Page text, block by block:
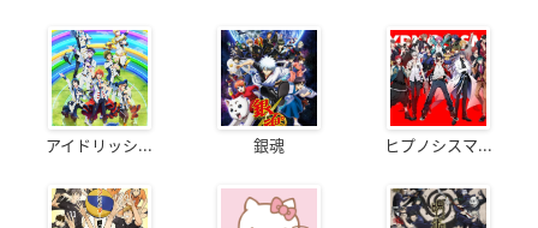
アイドリッシ... 銀魂 ヒプノシスマ...